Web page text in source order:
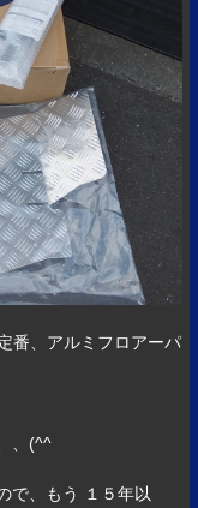
番、アルミフロアーパ
、(^^ゞ
で、もう １５年以